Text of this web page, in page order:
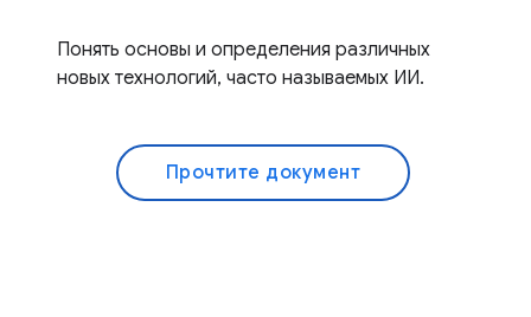
Понять основы и определения различных
новых технологий, часто называемых ИИ.
Прочтите документ